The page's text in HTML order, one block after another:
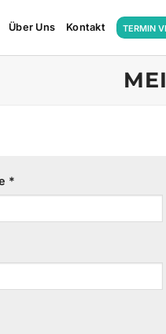
Über Uns Kontakt TERMIN
*